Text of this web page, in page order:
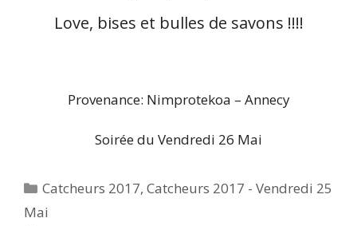
Love, bises et bulles de savons !!!!
Provenance: Nimprotekoa – Annecy
Soirée du Vendredi 26 Mai
Catégories
Catcheurs 2017,Catcheurs 2017 - Vendredi 25
Mai